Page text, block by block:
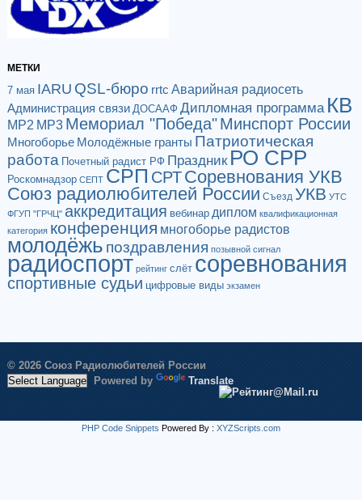
МЕТКИ
7 мая IARU QSL-бюро rrtc Аварийная радиосеть
Администрация связи ДОСААФ Дипломная программа КВ
МР2 МР3 Мемориал "Победа"Минспорт России
Многоборье Молодёжные гранты Патриотическая
работа Почетный радист РФ Праздник РО СРР
Роскомнадзор СЕПТ СРП СРТСоревнования УКВ
Союз радиолюбителей России Съезд УКВ УТС
ФГУП "ГРЧЦ" аккредитация вебинар диплом квалификационная
категория конференция многоборье радистов
молодёжь поздравления позывной сигнал
радиоспорт рейтинг слёт соревнования
спортивные судьи цифровые виды экзамен
© 2026 Союз Радиолюбителей России
Powered by
Translate
PHP Code Snippets Powered By : XYZScripts.com